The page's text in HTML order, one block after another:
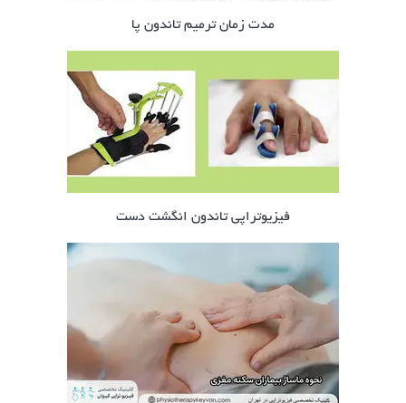
مدت زمان ترمیم تاندون پا
فیزیوتراپی تاندون انگشت دست